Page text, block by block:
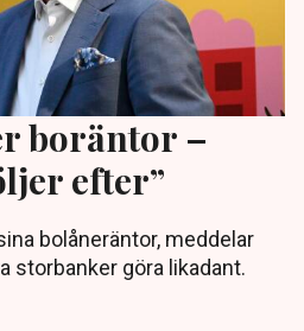
boräntor –
efter”
bolåneräntor, meddelar
storbanker göra likadant.